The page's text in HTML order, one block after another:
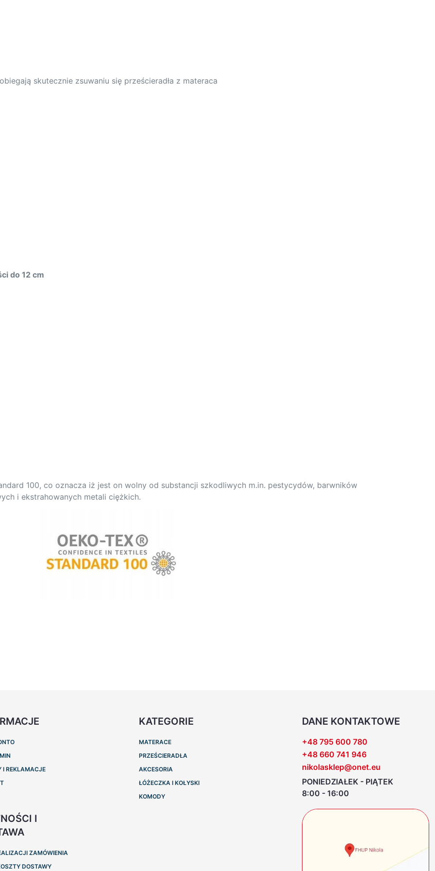
skutecznie zsuwaniu się prześcieradła z materaca
do 12 cm
100, co oznacza iż jest on wolny od substancji szkodliwych m.in. pestycydów, barwników
i ekstrahowanych metali ciężkich.
I REKLAMACJE
I
ZAMÓWIENIA
DOSTAWY
KATEGORIE
MATERACE
PRZEŚCIERADŁA
AKCESORIA
ŁÓŻECZKA I KOŁYSKI
KOMODY
DANE KONTAKTOWE
+48 795 600 780
+48 660 741 946
nikolasklep@onet.eu
PONIEDZIAŁEK - PIĄTEK
8:00 - 16:00